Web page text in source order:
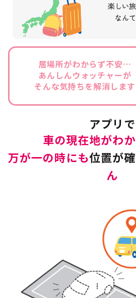
居場所がわからず不安…
あんしんウォッチャーが
そんな気持ちを解消します
アプリで
車の現在地がわ
万が一の時にも位置が
ん